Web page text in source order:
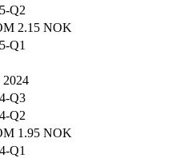
Q2
2.15 NOK
Q1
Q3
Q2
1.95 NOK
Q1